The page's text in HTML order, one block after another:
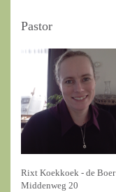
Pastor
Rixt Koekkoek - de Boer
Middenweg 20